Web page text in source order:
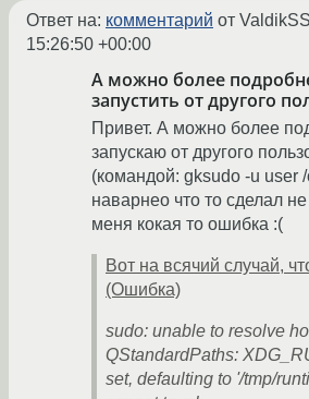
Ответ на: комментарий от ValdikSS
15:26:50 +00:00
А можно более
запустить от другого
Привет. А можно более
запускаю от другого
(командой: gksudo -u user
наварнео что то сделал не
меня кокая то ошибка :(
Вот на всячий случай,
(Ошибка)
sudo: unable to resolve
QStandardPaths:
set, defaulting to '/tmp/